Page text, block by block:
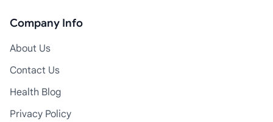
Company Info
About Us
Contact Us
Health Blog
Privacy Policy